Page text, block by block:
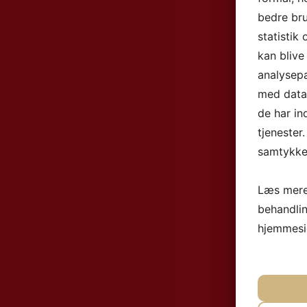
bedre
statistik
kan
med
de har
Læs